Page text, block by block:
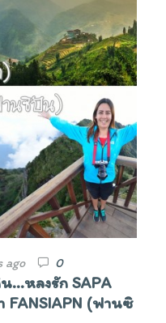
ago 0
…หลงรัก SAPA
(ฟานซิ